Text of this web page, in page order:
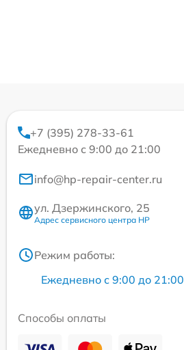
+7 (395) 278-33-61
Ежедневно с 9:00 до 21:00
info@hp-repair-center.ru
ул. Дзержинского, 25
Адрес сервисного центра HP
Режим работы:
Ежедневно с 9:00 до 21:00
Способы оплаты